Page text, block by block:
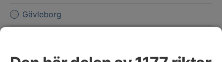
Gävleborg
Jämtland Härjedalen